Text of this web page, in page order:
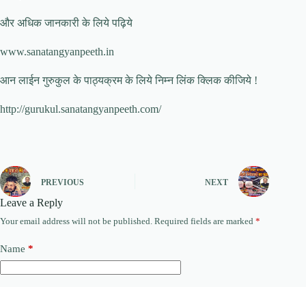
और अधिक जानकारी के लिये पढ़िये
www.sanatangyanpeeth.in
आन लाईन गुरुकुल के पाठ्यक्रम के लिये निम्न लिंक क्लिक कीजिये !
http://gurukul.sanatangyanpeeth.com/
PREVIOUS NEXT
Leave a Reply
Your email address will not be published. Required fields are marked *
Name *